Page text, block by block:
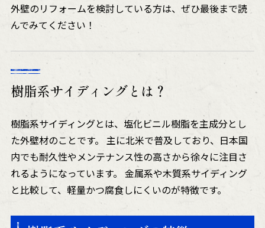
外壁のリフォームを検討している方は、ぜひ最後まで読
んでみてください！
樹脂系サイディングとは？
樹脂系サイディングとは、塩化ビニル樹脂を主成分とし
た外壁材のことです。 主に北米で普及しており、日本国
内でも耐久性やメンテナンス性の高さから徐々に注目さ
れるようになっています。 金属系や木質系サイディング
と比較して、軽量かつ腐食しにくいのが特徴です。